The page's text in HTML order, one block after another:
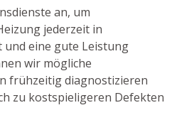
an, um
jederzeit in
eine gute Leistung
wir mögliche
frühzeitig diagnostizieren
zu kostspieligeren Defekten